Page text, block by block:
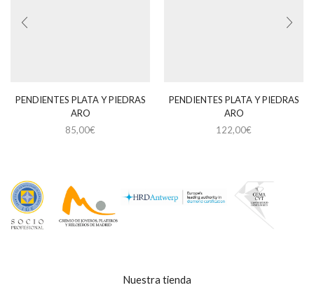
PENDIENTES PLATA Y PIEDRAS
ARO
85,00€
PENDIENTES PLATA Y PIEDRAS
ARO
122,00€
Nuestra tienda